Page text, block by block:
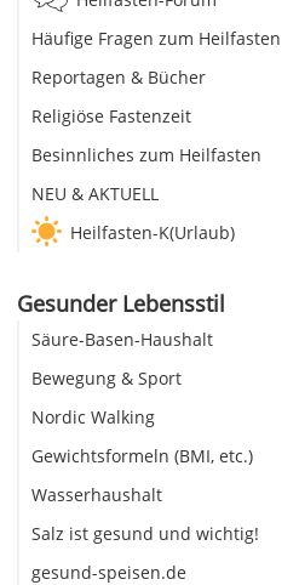
Häufige Fragen zum Heilfasten
Reportagen & Bücher
Religiöse Fastenzeit
Besinnliches zum Heilfasten
NEU & AKTUELL
Heilfasten-K(Urlaub)
Gesunder Lebensstil
Säure-Basen-Haushalt
Bewegung & Sport
Nordic Walking
Gewichtsformeln (BMI, etc.)
Wasserhaushalt
Salz ist gesund und wichtig!
gesund-speisen.de